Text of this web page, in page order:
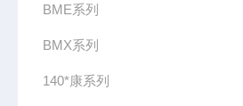
BME系列
BMX系列
140*康系列